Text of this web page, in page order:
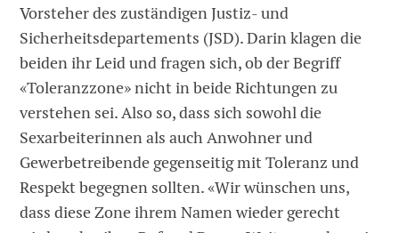
Vorsteher des zuständigen Justiz- und
Sicherheitsdepartements (JSD). Darin klagen die
beiden ihr Leid und fragen sich, ob der Begriff
«Toleranzzone» nicht in beide Richtungen zu
verstehen sei. Also so, dass sich sowohl die
Sexarbeiterinnen als auch Anwohner und
Gewerbetreibende gegenseitig mit Toleranz und
Respekt begegnen sollten. «Wir wünschen uns,
dass diese Zone ihrem Namen wieder gerecht